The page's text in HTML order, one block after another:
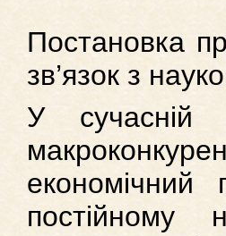
Постановка
зв’язок з
У сучасній
економічний
постійному